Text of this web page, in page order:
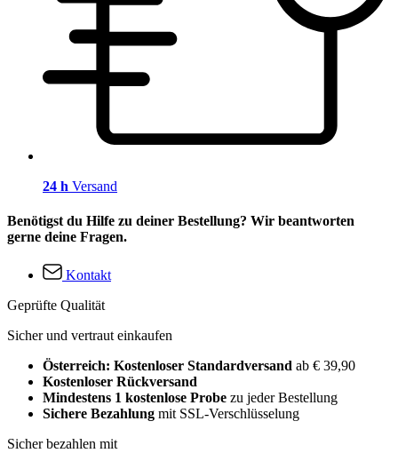
24 h Versand
Benötigst du Hilfe zu deiner Bestellung? Wir beantworten
gerne deine Fragen.
Kontakt
Geprüfte Qualität
Sicher und vertraut einkaufen
Österreich: Kostenloser Standardversand ab € 39,90
Kostenloser Rückversand
Mindestens 1 kostenlose Probe zu jeder Bestellung
Sichere Bezahlung mit SSL-Verschlüsselung
Sicher bezahlen mit